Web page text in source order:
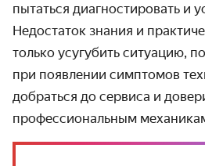
пытаться диагностировать и
Недостаток знания и
только усугубить ситуацию,
при появлении симптомов
добраться до сервиса и
профессиональным